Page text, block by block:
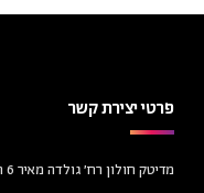
פרטי יצירת קשר
מדיטק חולון רח׳ גולדה מאיר 6 חולון 58458